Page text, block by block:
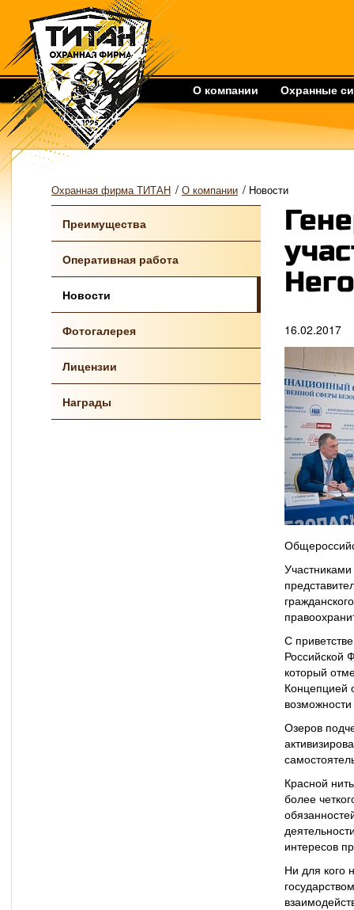
О компании Охранные
Охранная фирма ТИТАН / О компании / Новости
Преимущества
Оперативная работа
Новости
Фотогалерея
Лицензии
Награды
16.02.2017
С
Российской
который
Концепцией
Озеров
Красной
более
интересов
Ни для кого